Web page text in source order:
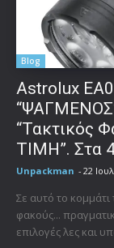
Blog
Astrolux
“Τακτικός
ΤΙΜΗ”. Στα
Unpackman - 22
Σε αυτό το κομμάτι
φακούς...
επιλογές λες και